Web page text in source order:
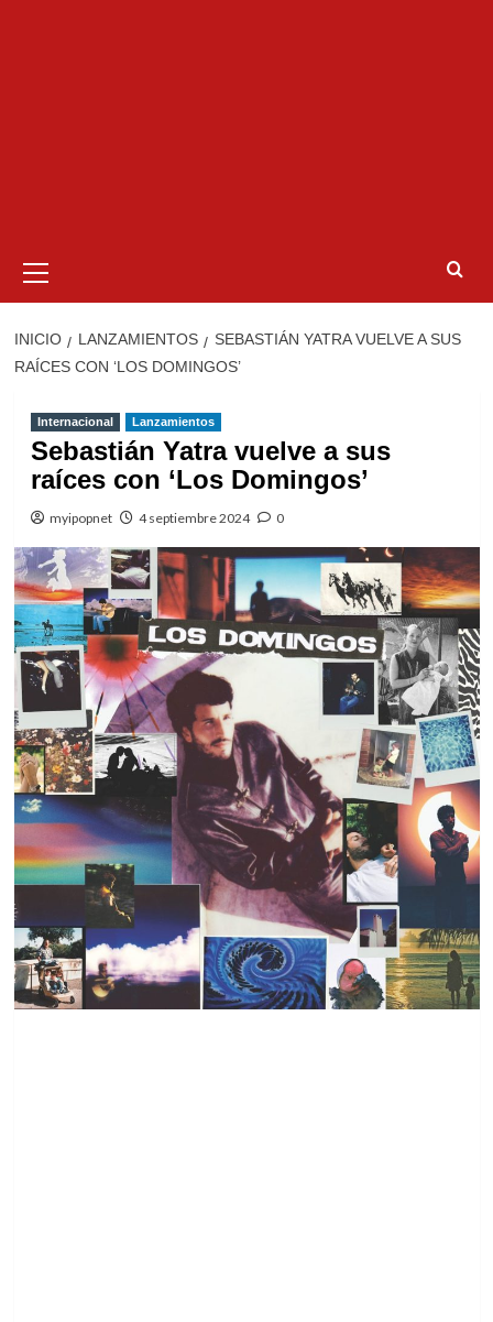
primario
INICIO LANZAMIENTOS
SEBASTIÁN YATRA VUELVE A SUS
RAÍCES CON ‘LOS DOMINGOS’
Internacional Lanzamientos
Sebastián Yatra vuelve a sus
raíces con ‘Los Domingos’
myipopnet 4 septiembre 2024 0